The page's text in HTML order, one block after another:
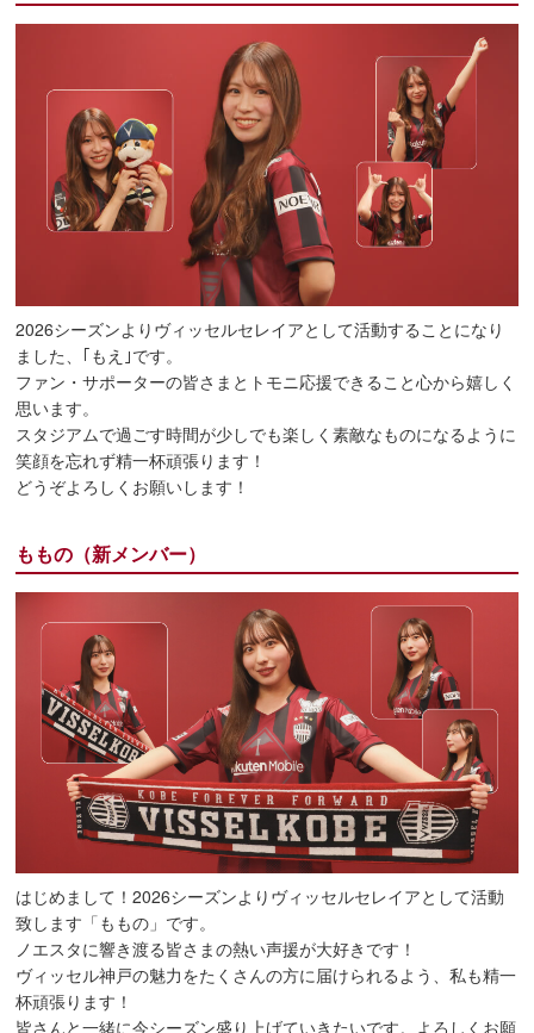
2026シーズンよりヴィッセルセレイアとして活動することになり
ました、｢もえ｣です。
ファン・サポーターの皆さまとトモニ応援できること心から嬉しく
思います。
スタジアムで過ごす時間が少しでも楽しく素敵なものになるように
笑顔を忘れず精一杯頑張ります！
どうぞよろしくお願いします！
ももの（新メンバー）
はじめまして！2026シーズンよりヴィッセルセレイアとして活動
致します「ももの」です。
ノエスタに響き渡る皆さまの熱い声援が大好きです！
ヴィッセル神戸の魅力をたくさんの方に届けられるよう、私も精一
杯頑張ります！
皆さんと一緒に今シーズン盛り上げていきたいです。よろしくお願